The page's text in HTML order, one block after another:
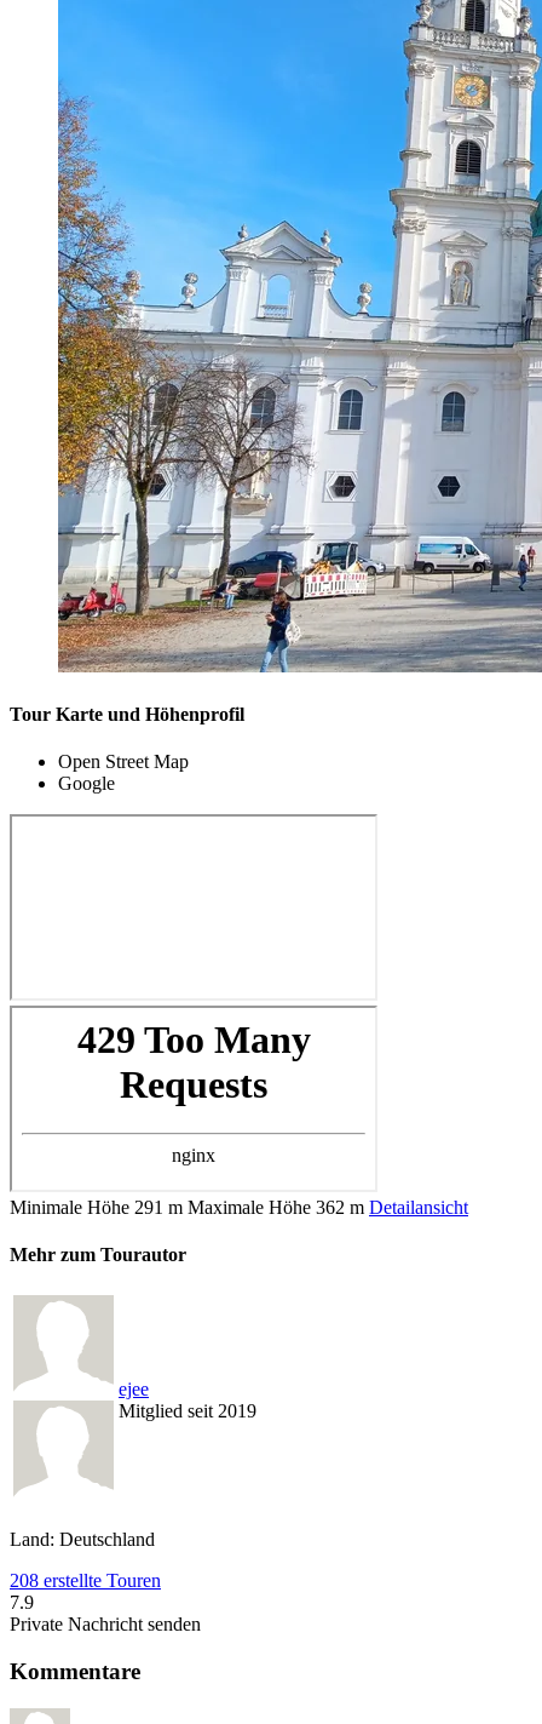
Tour Karte und Höhenprofil
Open Street Map
Google
Minimale Höhe 291 m Maximale Höhe 362 m Detailansicht
Mehr zum Tourautor
ejee
Mitglied seit 2019
Land: Deutschland
208 erstellte Touren
7.9
Private Nachricht senden
Kommentare